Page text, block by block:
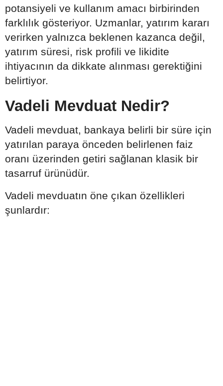
potansiyeli ve kullanım amacı birbirinden
farklılık gösteriyor. Uzmanlar, yatırım kararı
verirken yalnızca beklenen kazanca değil,
yatırım süresi, risk profili ve likidite
ihtiyacının da dikkate alınması gerektiğini
belirtiyor.
Vadeli Mevduat Nedir?
Vadeli mevduat, bankaya belirli bir süre için
yatırılan paraya önceden belirlenen faiz
oranı üzerinden getiri sağlanan klasik bir
tasarruf ürünüdür.
Vadeli mevduatın öne çıkan özellikleri
şunlardır: